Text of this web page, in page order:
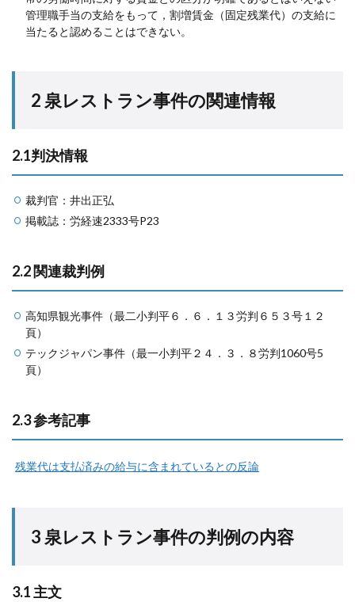
管理職手当の支給をもって，割増賃金（固定残業代）の支給に
当たると認めることはできない。
2 泉レストラン事件の関連情報
2.1判決情報
裁判官：井出正弘
掲載誌：労経速2333号P23
2.2 関連裁判例
高知県観光事件（最二小判平６．６．１３労判６５３号１２
頁）
テックジャパン事件（最一小判平２４．３．８労判1060号5
頁）
2.3 参考記事
残業代は支払済みの給与に含まれているとの反論
3 泉レストラン事件の判例の内容
3.1 主文